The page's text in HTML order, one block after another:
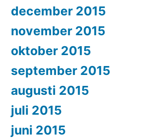
december 2015
november 2015
oktober 2015
september 2015
augusti 2015
juli 2015
juni 2015